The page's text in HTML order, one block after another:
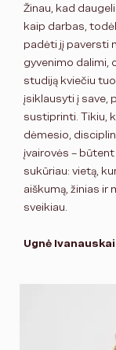
Žinau, kad
kaip darbas,
padėti jį paversti
gyvenimo dalimi,
studiją kviečiu
įsiklausyti į save,
sustiprinti. Tikiu,
dėmesio,
įvairovės –
sukūriau: vietą,
aiškumą, žinias ir
sveikiau.
Ugnė